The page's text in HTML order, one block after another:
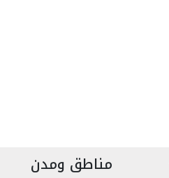
مناطق ومدن